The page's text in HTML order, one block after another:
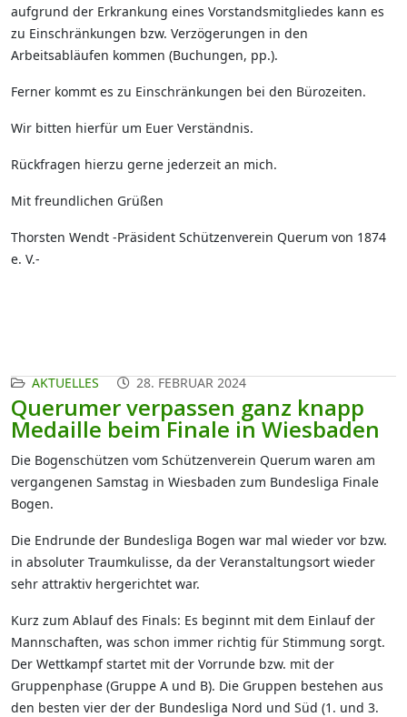
aufgrund der Erkrankung eines Vorstandsmitgliedes kann es
zu Einschränkungen bzw. Verzögerungen in den
Arbeitsabläufen kommen (Buchungen, pp.).
Ferner kommt es zu Einschränkungen bei den Bürozeiten.
Wir bitten hierfür um Euer Verständnis.
Rückfragen hierzu gerne jederzeit an mich.
Mit freundlichen Grüßen
Thorsten Wendt -Präsident Schützenverein Querum von 1874
e. V.-
AKTUELLES 28. FEBRUAR 2024
Querumer verpassen ganz knapp
Medaille beim Finale in Wiesbaden
Die Bogenschützen vom Schützenverein Querum waren am
vergangenen Samstag in Wiesbaden zum Bundesliga Finale
Bogen.
Die Endrunde der Bundesliga Bogen war mal wieder vor bzw.
in absoluter Traumkulisse, da der Veranstaltungsort wieder
sehr attraktiv hergerichtet war.
Kurz zum Ablauf des Finals: Es beginnt mit dem Einlauf der
Mannschaften, was schon immer richtig für Stimmung sorgt.
Der Wettkampf startet mit der Vorrunde bzw. mit der
Gruppenphase (Gruppe A und B). Die Gruppen bestehen aus
den besten vier der der Bundesliga Nord und Süd (1. und 3.